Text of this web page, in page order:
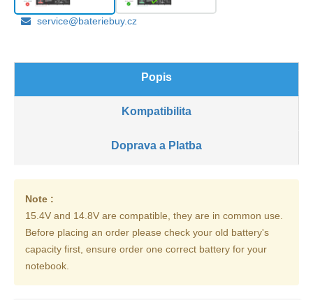
service@bateriebuy.cz
Popis
Kompatibilita
Doprava a Platba
Note :
15.4V and 14.8V are compatible, they are in common use.
Before placing an order please check your old battery's
capacity first, ensure order one correct battery for your
notebook.